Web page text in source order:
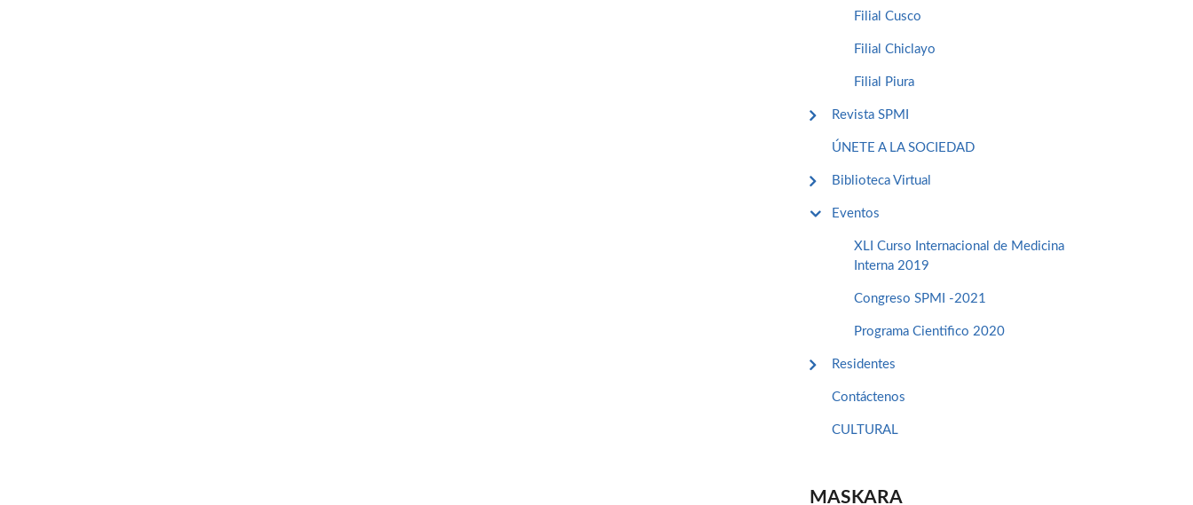
Filial Cusco
Filial Chiclayo
Filial Piura
Revista SPMI
ÚNETE A LA SOCIEDAD
Biblioteca Virtual
Eventos
XLI Curso Internacional de Medicina
Interna 2019
Congreso SPMI -2021
Programa Cientifico 2020
Residentes
Contáctenos
CULTURAL
MASKARA